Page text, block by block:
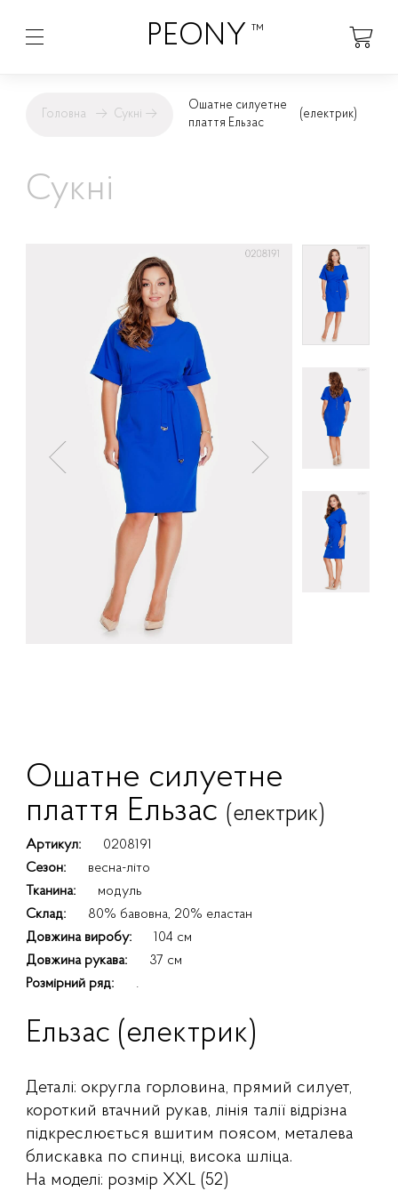
PEONY ™
Головна → Сукні →
Ошатне силуетне
плаття Ельзас
(електрик)
Сукні
Ошатне силуетне
плаття Ельзас (електрик)
Артикул:
0208191
Сезон:
весна-літо
Тканина:
модуль
Склад:
80% бавовна, 20% еластан
Довжина виробу:
104 см
Довжина рукава:
37 см
Розмірний ряд:
.
Ельзас (електрик)
Деталі: округла горловина, прямий силует,
короткий втачний рукав, лінія талії відрізна
підкреслюється вшитим поясом, металева
блискавка по спинці, висока шліца.
На моделі: розмір XXL (52)